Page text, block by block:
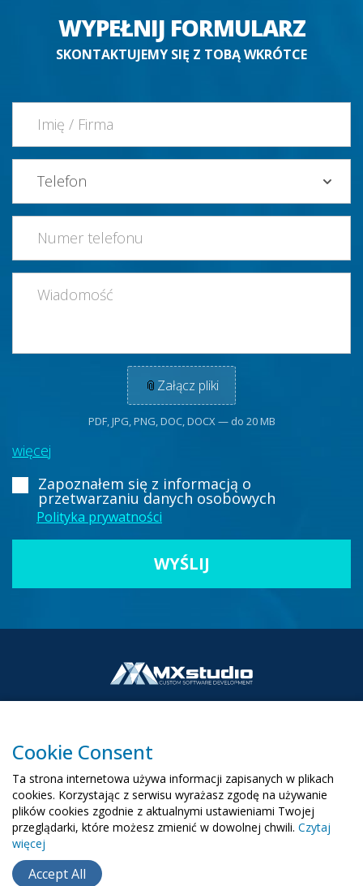
WYPEŁNIJ FORMULARZ
SKONTAKTUJEMY SIĘ Z TOBĄ WKRÓTCE
📎 Załącz pliki
PDF, JPG, PNG, DOC, DOCX — do 20 MB
więcej
Zapoznałem się z informacją o
przetwarzaniu danych osobowych
Polityka prywatności
biuro@mx-studio.pl
+48 574 665 299
Cookie Consent
Ta strona internetowa używa informacji zapisanych w plikach
cookies. Korzystając z serwisu wyrażasz zgodę na używanie
plików cookies zgodnie z aktualnymi ustawieniami Twojej
przeglądarki, które możesz zmienić w dowolnej chwili. Czytaj
więcej
Accept All